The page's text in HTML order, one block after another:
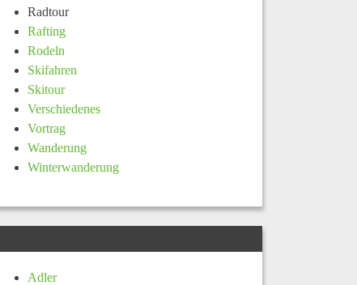
Radtour
Rafting
Rodeln
Skifahren
Skitour
Verschiedenes
Vortrag
Wanderung
Winterwanderung
Adler